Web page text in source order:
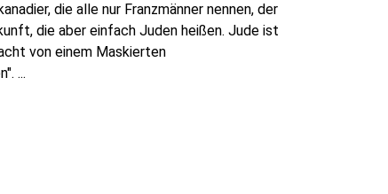
die alle nur Franzmänner nennen, der
die aber einfach Juden heißen. Jude ist
von einem Maskierten
...